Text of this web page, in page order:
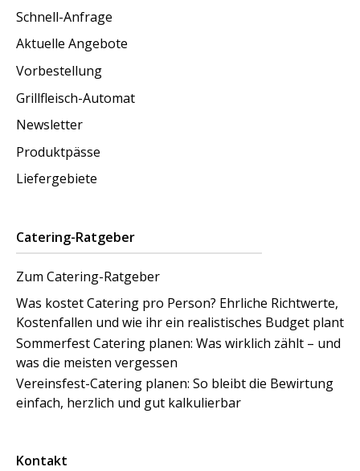
Schnell-Anfrage
Aktuelle Angebote
Vorbestellung
Grillfleisch-Automat
Newsletter
Produktpässe
Liefergebiete
Catering-Ratgeber
Zum Catering-Ratgeber
Was kostet Catering pro Person? Ehrliche Richtwerte,
Kostenfallen und wie ihr ein realistisches Budget plant
Sommerfest Catering planen: Was wirklich zählt – und
was die meisten vergessen
Vereinsfest-Catering planen: So bleibt die Bewirtung
einfach, herzlich und gut kalkulierbar
Kontakt